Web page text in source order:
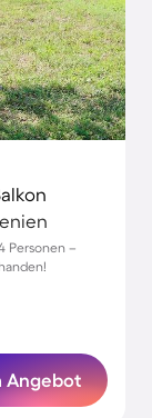
Personen –
Angebot